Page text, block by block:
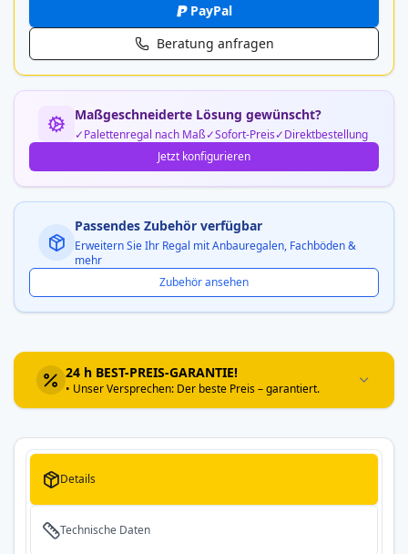
PayPal
Beratung anfragen
Maßgeschneiderte Lösung gewünscht?
Palettenregal nach Maß Sofort-Preis
Direktbestellung
Jetzt konfigurieren
Passendes Zubehör verfügbar
Erweitern Sie Ihr Regal mit Anbauregalen, Fachböden &
mehr
Zubehör ansehen
24 h BEST-PREIS-GARANTIE!
• Unser Versprechen: Der beste Preis – garantiert.
Details
Technische Daten